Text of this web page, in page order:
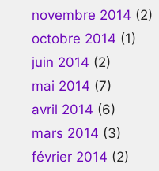
novembre 2014 (2)
octobre 2014 (1)
juin 2014 (2)
mai 2014 (7)
avril 2014 (6)
mars 2014 (3)
février 2014 (2)